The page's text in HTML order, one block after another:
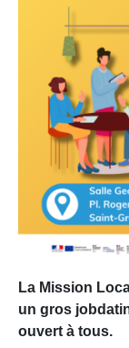
La Mission
un gros
ouvert à tous.